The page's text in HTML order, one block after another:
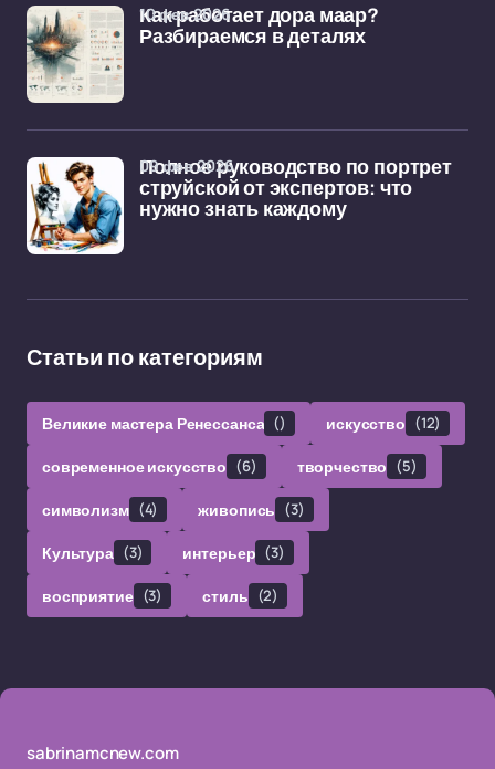
Как работает дора маар?
Разбираемся в деталях
10 фев 2026
Полное руководство по портрет
струйской от экспертов: что
нужно знать каждому
09 фев 2026
Статьи по категориям
Великие мастера Ренессанса () искусство (12)
современное искусство (6) творчество (5)
символизм (4) живопись (3)
Культура (3) интерьер (3)
восприятие (3) стиль (2)
sabrinamcnew.com